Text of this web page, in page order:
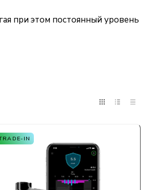
при этом постоянный уровень
IN